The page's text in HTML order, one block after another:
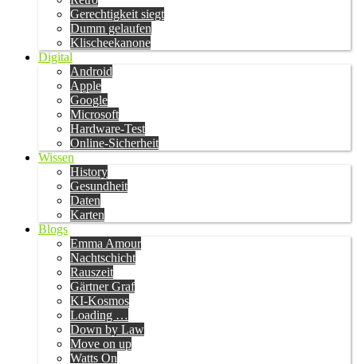
Gerechtigkeit siegt
Dumm gelaufen
Klischeekanone
Digital
Android
Apple
Google
Microsoft
Hardware-Test
Online-Sicherheit
Wissen
History
Gesundheit
Daten
Karten
Blogs
Emma Amour
Nachtschicht
Rauszeit
Gärtner Graf
KI-Kosmos
Loading …
Down by Law
Move on up
Watts On